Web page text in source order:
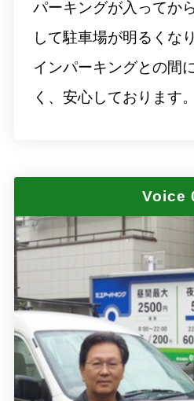
パーキングが入ってか
して駐車場が明るくな
インパーキングとの間
く、安心しております。
Voice